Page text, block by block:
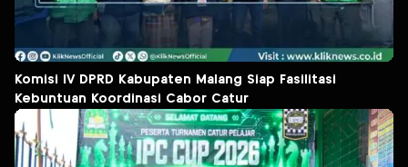
Komisi IV DPRD Kabupaten Malang Siap Fasilitasi
Kebuntuan Koordinasi Cabor Catur